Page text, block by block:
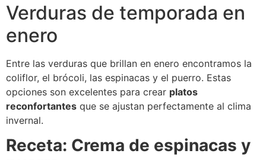
Verduras de temporada en
enero
Entre las verduras que brillan en enero encontramos la
coliflor, el brócoli, las espinacas y el puerro. Estas
opciones son excelentes para crear platos
reconfortantes que se ajustan perfectamente al clima
invernal.
Receta: Crema de espinacas y